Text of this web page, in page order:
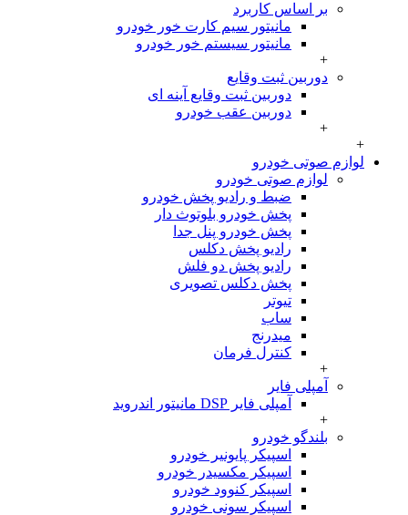
بر اساس کاربرد
مانیتور سیم کارت خور خودرو
مانیتور سیستم خور خودرو
+
دوربین ثبت وقایع
دوربین ثبت وقایع آینه ای
دوربین عقب خودرو
+
+
لوازم صوتی خودرو
لوازم صوتی خودرو
ضبط و رادیو پخش خودرو
پخش خودرو بلوتوث دار
پخش خودرو پنل جدا
رادیو پخش دکلس
رادیو پخش دو فلش
پخش دکلس تصویری
تیوتر
ساب
میدرنج
کنترل فرمان
+
آمپلی فایر
آمپلی فایر DSP مانیتور اندروید
+
بلندگو خودرو
اسپیکر پایونیر خودرو
اسپیکر مکسیدر خودرو
اسپیکر کنوود خودرو
اسپیکر سونی خودرو